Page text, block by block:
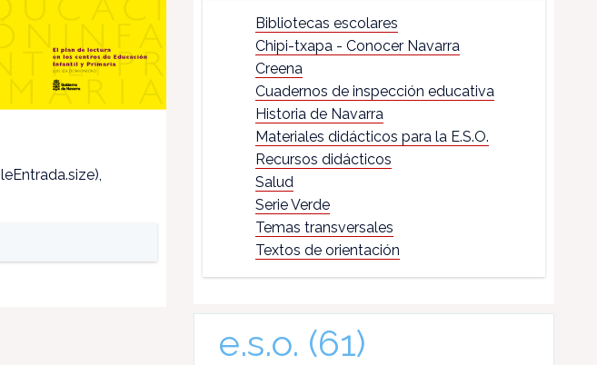
Bibliotecas escolares
Chipi-txapa - Conocer Navarra
Creena
Cuadernos de inspección educativa
Historia de Navarra
Materiales didácticos para la E.S.O.
Recursos didácticos
Salud
Serie Verde
Temas transversales
Textos de orientación
e.s.o. (61)